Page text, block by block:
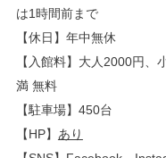
は1時間前まで
【休日】年中無休
【入館料】大人2000円
満 無料
【駐車場】450台
【HP】 あり